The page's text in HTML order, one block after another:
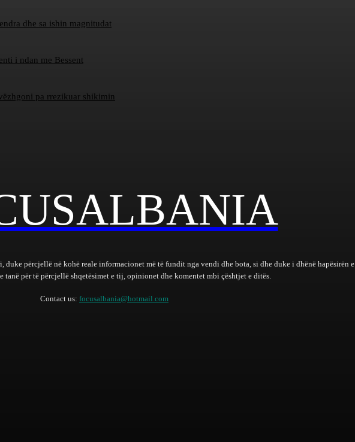
dhe sa ishin magnitudat
i ndan me Bessent
pa rrezikuar shikimin
duke përcjellë në kohë reale informacionet më të fundit nga vendi dhe bota, si dhe duke i dhënë hapësirën e
tanë për të përcjellë shqetësimet e tij, opinionet dhe komentet mbi çështjet e ditës.
Contact us: focusalbania@hotmail.com